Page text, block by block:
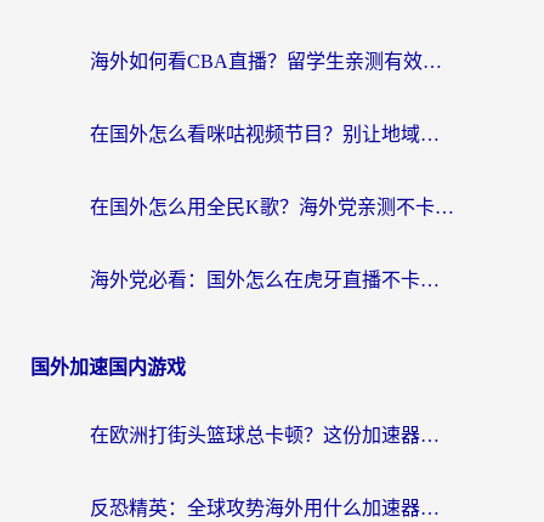
海外如何看CBA直播？留学生亲测有效的体育赛事观看指南
在国外怎么看咪咕视频节目？别让地域限制挡住你的追剧自由
在国外怎么用全民K歌？海外党亲测不卡顿的回国加速秘籍
海外党必看：国外怎么在虎牙直播不卡顿？附腾讯视频网易云音乐解决方案
国外加速国内游戏
在欧洲打街头篮球总卡顿？这份加速器选择指南帮你解决延迟难题
反恐精英：全球攻势海外用什么加速器登录？海外党国服游戏畅玩指南